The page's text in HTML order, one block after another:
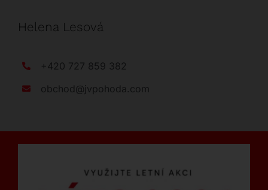
Helena Lesová
+420 727 859 382
obchod@jvpohoda.com